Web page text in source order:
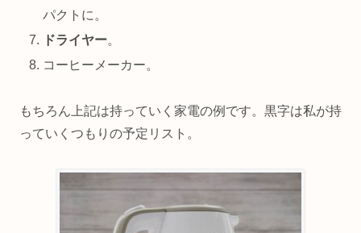
パクトに。
ドライヤー。
コーヒーメーカー。
もちろん上記は持っていく家電の例です。黒字は私が持
っていくつもりの予定リスト。